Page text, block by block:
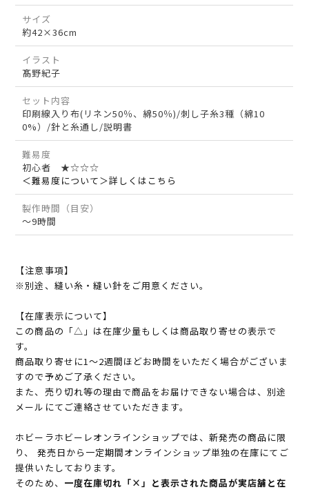
サイズ
約42×36cm
イラスト
髙野紀子
セット内容
印刷線入り布(リネン50％、綿50％)/刺し子糸3種（綿10
0%）/針と糸通し/説明書
難易度
初心者 ★☆☆☆
＜難易度について＞詳しくはこちら
製作時間（目安）
～9時間
【注意事項】
※別途、縫い糸・縫い針をご用意ください。
【在庫表示について】
この商品の「△」は在庫少量もしくは商品取り寄せの表示で
す。
商品取り寄せに1～2週間ほどお時間をいただく場合がございま
すので予めご了承ください。
また、売り切れ等の理由で商品をお届けできない場合は、別途
メールにてご連絡させていただきます。
ホビーラホビーレオンラインショップでは、新発売の商品に限
り、 発売日から一定期間オンラインショップ単独の在庫にてご
提供いたしております。
そのため、 一度在庫切れ「×」と表示された商品が実店舗と在